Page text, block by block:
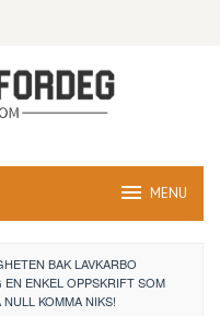
MENU
BAK LAVKARBO
ENKEL OPPSKRIFT SOM
KOMMA NIKS!